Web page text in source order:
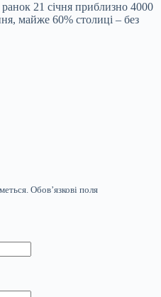
21 січня приблизно 4000
майже 60% столиці – без
Обов’язкові поля